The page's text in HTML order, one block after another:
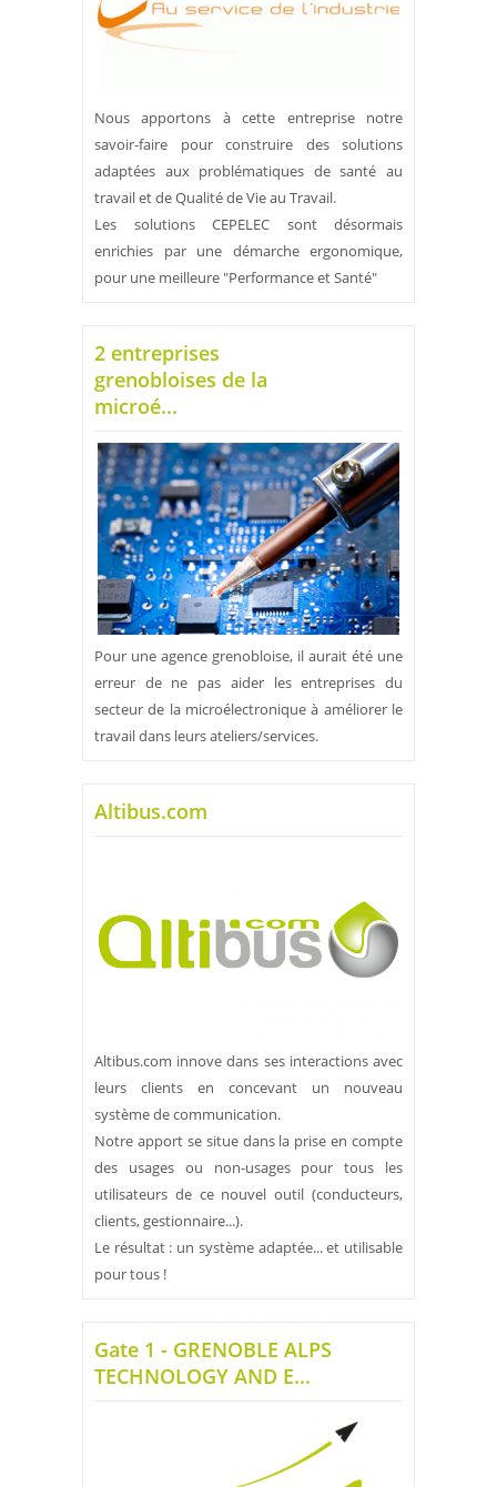
Nous apportons à cette entreprise notre
savoir-faire pour construire des solutions
adaptées aux problématiques de santé au
travail et de Qualité de Vie au Travail.
Les solutions CEPELEC sont désormais
enrichies par une démarche ergonomique,
pour une meilleure "Performance et Santé"
2 entreprises
grenobloises de la
microé...
Pour une agence grenobloise, il aurait été une
erreur de ne pas aider les entreprises du
secteur de la microélectronique à améliorer le
travail dans leurs ateliers/services.
Altibus.com
Altibus.com innove dans ses interactions avec
leurs clients en concevant un nouveau
système de communication.
Notre apport se situe dans la prise en compte
des usages ou non-usages pour tous les
utilisateurs de ce nouvel outil (conducteurs,
clients, gestionnaire...).
Le résultat : un système adaptée... et utilisable
pour tous !
Gate 1 - GRENOBLE ALPS
TECHNOLOGY AND E...